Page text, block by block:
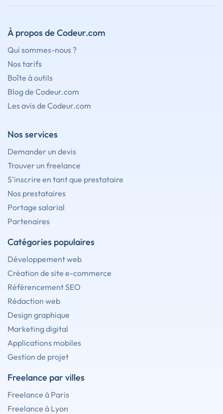
À propos de Codeur.com
Qui sommes-nous ?
Nos tarifs
Boîte à outils
Blog de Codeur.com
Les avis de Codeur.com
Nos services
Demander un devis
Trouver un freelance
S'inscrire en tant que prestataire
Nos prestataires
Portage salarial
Partenaires
Catégories populaires
Développement web
Création de site e-commerce
Référencement SEO
Rédaction web
Design graphique
Marketing digital
Applications mobiles
Gestion de projet
Freelance par villes
Freelance à Paris
Freelance à Lyon